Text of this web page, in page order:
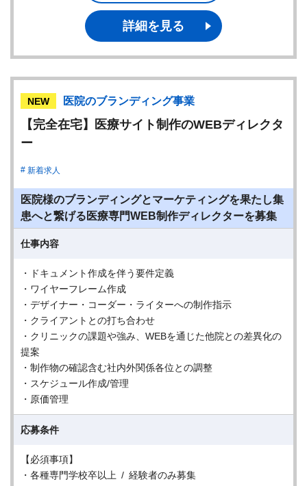
詳細を見る
NEW 医院のブランディング事業
【完全在宅】医療サイト制作のWEBディレクタ
ー
新着求人
医院様のブランディングとマーケティングを果たし集
患へと繋げる医療専門WEB制作ディレクターを募集
仕事内容
・ドキュメント作成を伴う要件定義
・ワイヤーフレーム作成
・デザイナー・コーダー・ライターへの制作指示
・クライアントとの打ち合わせ
・クリニックの課題や強み、WEBを通じた他院との差異化の
提案
・制作物の確認含む社内外関係各位との調整
・スケジュール作成/管理
・原価管理
応募条件
【必須事項】
・各種専門学校卒以上 / 経験者のみ募集